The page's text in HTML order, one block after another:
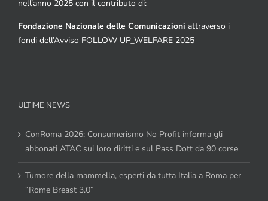
nell’anno 2025 con il contributo di:
Fondazione Nazionale delle Comunicazioni attraverso i
fondi dell’Avviso FOLLOW UP_WELFARE 2025
ULTIME NEWS
ConRoma 2026: Consumerismo No Profit informa gli
abbonati ATAC sui loro diritti e sul Pass Dott da 90 corse
Tumore della mammella, esperti da tutta Italia a Roma per
“Rome Breast 3.0”